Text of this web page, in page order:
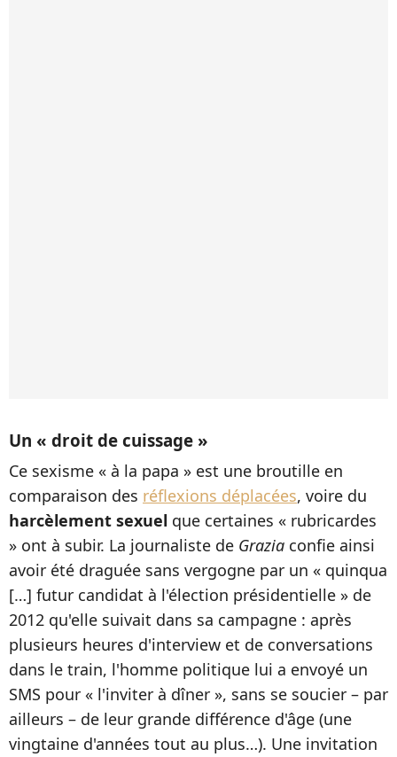
Un « droit de cuissage »
Ce sexisme « à la papa » est une broutille en
comparaison des réflexions déplacées, voire du
harcèlement sexuel que certaines « rubricardes
» ont à subir. La journaliste de Grazia confie ainsi
avoir été draguée sans vergogne par un « quinqua
[…] futur candidat à l'élection présidentielle » de
2012 qu'elle suivait dans sa campagne : après
plusieurs heures d'interview et de conversations
dans le train, l'homme politique lui a envoyé un
SMS pour « l'inviter à dîner », sans se soucier – par
ailleurs – de leur grande différence d'âge (une
vingtaine d'années tout au plus…). Une invitation